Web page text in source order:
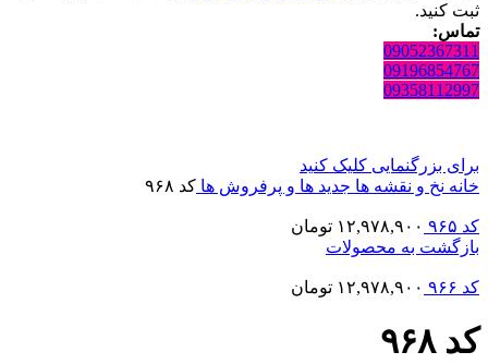
ثبت کنید.
تماس:
09052367311
09196854767
09358112997
برای بزرگنمایی کلیک کنید
خانه نخ و نقشه ها جدید ها و پرفروش ها کد ۹۶۸
کد ۹۶۵ ۱۲,۹۷۸,۹۰۰ تومان
بازگشت به محصولات
کد ۹۶۶ ۱۲,۹۷۸,۹۰۰ تومان
کد ۹۶۸